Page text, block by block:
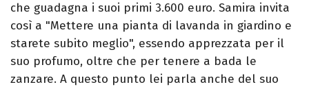
che guadagna i suoi primi 3.600 euro. Samira invita
così a "Mettere una pianta di lavanda in giardino e
starete subito meglio", essendo apprezzata per il
suo profumo, oltre che per tenere a bada le
zanzare. A questo punto lei parla anche del suo